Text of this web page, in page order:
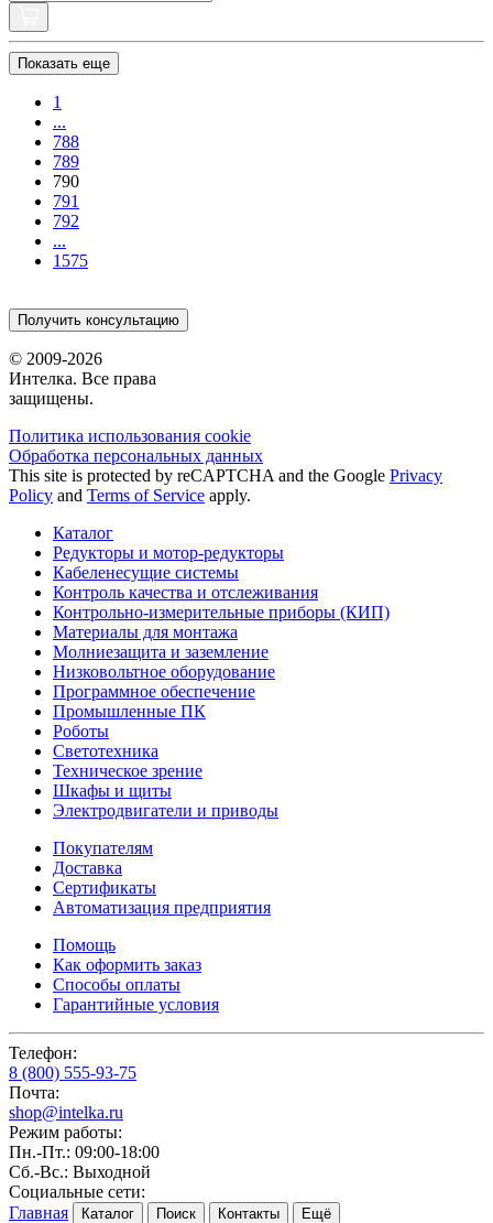
Показать еще
1
...
788
789
790
791
792
...
1575
Получить консультацию
© 2009-2026
Интелка. Все права
защищены.
Политика использования сookie
Обработка персональных данных
This site is protected by reCAPTCHA and the Google Privacy
Policy and Terms of Service apply.
Каталог
Редукторы и мотор-редукторы
Кабеленесущие системы
Контроль качества и отслеживания
Контрольно-измерительные приборы (КИП)
Материалы для монтажа
Молниезащита и заземление
Низковольтное оборудование
Программное обеспечение
Промышленные ПК
Роботы
Светотехника
Техническое зрение
Шкафы и щиты
Электродвигатели и приводы
Покупателям
Доставка
Сертификаты
Автоматизация предприятия
Помощь
Как оформить заказ
Способы оплаты
Гарантийные условия
Телефон:
8 (800) 555-93-75
Почта:
shop@intelka.ru
Режим работы:
Пн.-Пт.: 09:00-18:00
Сб.-Вс.: Выходной
Социальные сети:
Главная
Каталог Поиск Контакты Ещё